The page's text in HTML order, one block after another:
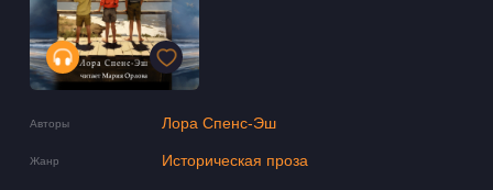
Авторы Лора Спенс-Эш
Жанр Историческая проза